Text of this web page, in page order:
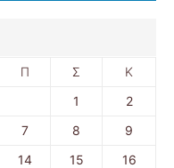
Π Σ Κ
1
2
7 8
9
14 15
16